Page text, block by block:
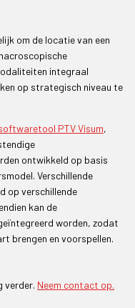
om de locatie van een
integraal
op strategisch niveau te
PTV Visum,
ontwikkeld op basis
Verschillende
op verschillende
kan de
worden, zodat
brengen en voorspellen.
verder. Neem contact op.